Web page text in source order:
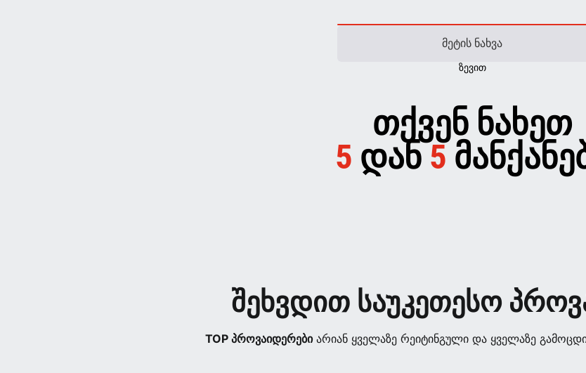
ᲛᲔᲢᲘᲡ ᲜᲐᲮᲕᲐ
ᲖᲔᲕᲘᲗ
ᲗᲥᲕᲔᲜ ᲜᲐᲮᲔᲗ
5 ᲓᲐᲜ5
შეხვდით საუკეთესო
TOP პროვაიდერებიარიან ყველაზე რეიტინგული და ყველაზე